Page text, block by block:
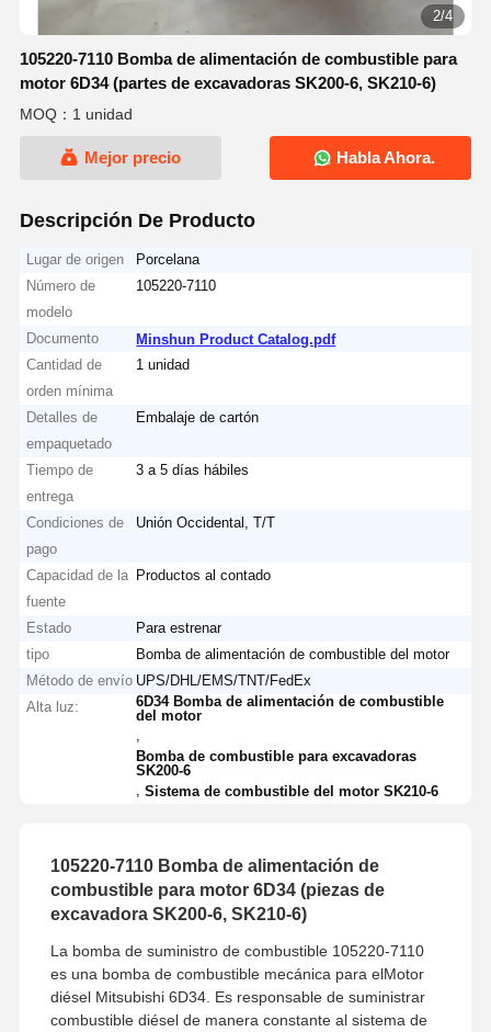
2/4
105220-7110 Bomba de alimentación de combustible para
motor 6D34 (partes de excavadoras SK200-6, SK210-6)
MOQ：1 unidad
Mejor precio Habla Ahora.
Descripción De Producto
Lugar de origen
Porcelana
Número de
modelo
105220-7110
Documento
Minshun Product Catalog.pdf
Cantidad de
orden mínima
1 unidad
Detalles de
empaquetado
Embalaje de cartón
Tiempo de
entrega
3 a 5 días hábiles
Condiciones de
pago
Unión Occidental, T/T
Capacidad de la
fuente
Productos al contado
Estado
Para estrenar
tipo
Bomba de alimentación de combustible del motor
Método de envío UPS/DHL/EMS/TNT/FedEx
Alta luz:
6D34 Bomba de alimentación de combustible
del motor
Bomba de combustible para excavadoras
SK200-6
,Sistema de combustible del motor SK210-6
105220-7110 Bomba de alimentación de
combustible para motor 6D34 (piezas de
excavadora SK200-6, SK210-6)
La bomba de suministro de combustible 105220-7110
es una bomba de combustible mecánica para elMotor
diésel Mitsubishi 6D34. Es responsable de suministrar
combustible diésel de manera constante al sistema de